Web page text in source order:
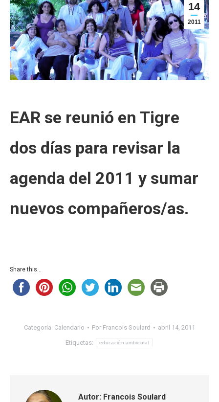
14
2011
EAR se reunió en Tigre
dos días para revisar la
agenda del 2011 y sumar
nuevos compañeros/as.
Share this...
Categoría: Calendario Por Francois Soulard abril 14, 2011
Etiquetas: educación ambiental
Autor: Francois Soulard